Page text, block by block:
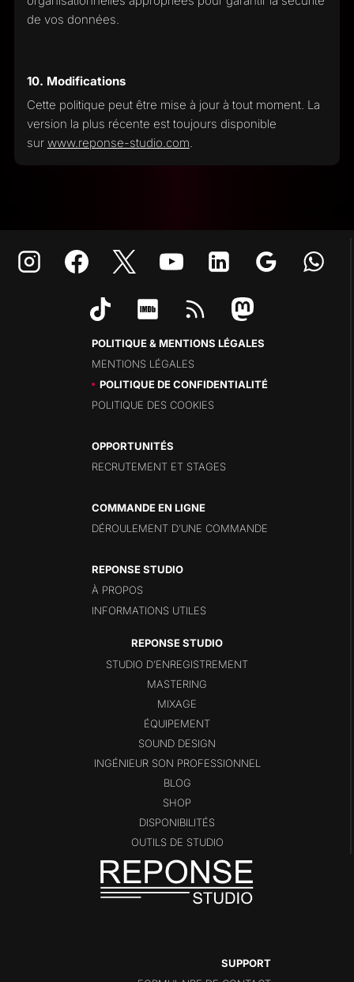
de vos données.
10. Modifications
Cette politique peut être mise à jour à tout moment. La
version la plus récente est toujours disponible
sur www.reponse-studio.com.
POLITIQUE & MENTIONS LÉGALES
MENTIONS LÉGALES
POLITIQUE DE CONFIDENTIALITÉ
POLITIQUE DES COOKIES
OPPORTUNITÉS
RECRUTEMENT ET STAGES
COMMANDE EN LIGNE
DÉROULEMENT D’UNE COMMANDE
REPONSE STUDIO
À PROPOS
INFORMATIONS UTILES
STUDIO D’ENREGISTREMENT
MASTERING
MIXAGE
ÉQUIPEMENT
SOUND DESIGN
INGÉNIEUR SON PROFESSIONNEL
BLOG
SHOP
DISPONIBILITÉS
OUTILS DE STUDIO
SUPPORT